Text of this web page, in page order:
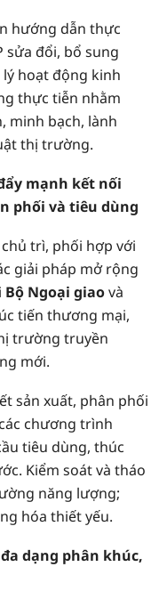
hướng dẫn thực
sửa đổi, bổ sung
lý hoạt động kinh
thực tiễn nhằm
minh bạch, lành
thị trường.
mạnh kết nối
phối và tiêu dùng
chủ trì, phối hợp với
giải pháp mở rộng
Bộ Ngoại giaovà
tiến thương mại,
trường truyền
mới.
sản xuất, phân phối
chương trình
tiêu dùng, thúc
Kiểm soát và tháo
năng lượng;
hóa thiết yếu.
dạng phân khúc,